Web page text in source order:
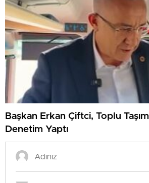
Başkan Erkan Çiftci, Toplu
Denetim Yaptı